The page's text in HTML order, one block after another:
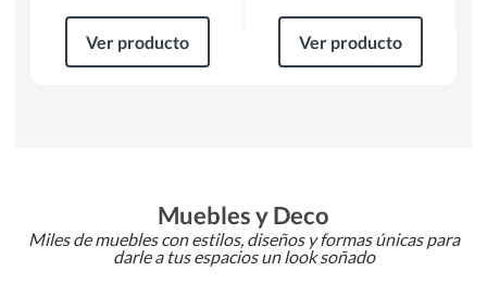
Ver producto Ver producto
Muebles y Deco
Miles de muebles con estilos, diseños y formas únicas para
darle a tus espacios un look soñado